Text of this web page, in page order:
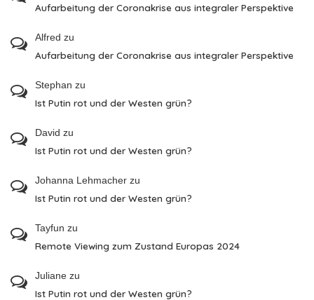
Aufarbeitung der Coronakrise aus integraler Perspektive
Alfred zu
Aufarbeitung der Coronakrise aus integraler Perspektive
Stephan zu
Ist Putin rot und der Westen grün?
David zu
Ist Putin rot und der Westen grün?
Johanna Lehmacher zu
Ist Putin rot und der Westen grün?
Tayfun zu
Remote Viewing zum Zustand Europas 2024
Juliane zu
Ist Putin rot und der Westen grün?